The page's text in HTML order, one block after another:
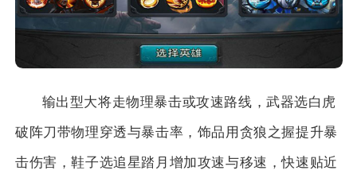
输出型大将走物理暴击或攻速路线，武器选白虎
破阵刀带物理穿透与暴击率，饰品用贪狼之握提升暴
击伤害，鞋子选追星踏月增加攻速与移速，快速贴近